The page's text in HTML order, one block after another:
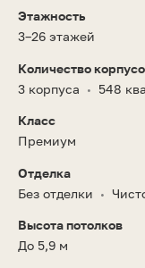
Этажность
3–26 этажей
Количество
3 корпуса
• 548
Класс
Премиум
Отделка
Без отделки
•
Высота потолков
До 5,9 м